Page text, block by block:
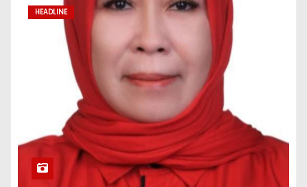
HEADLINE